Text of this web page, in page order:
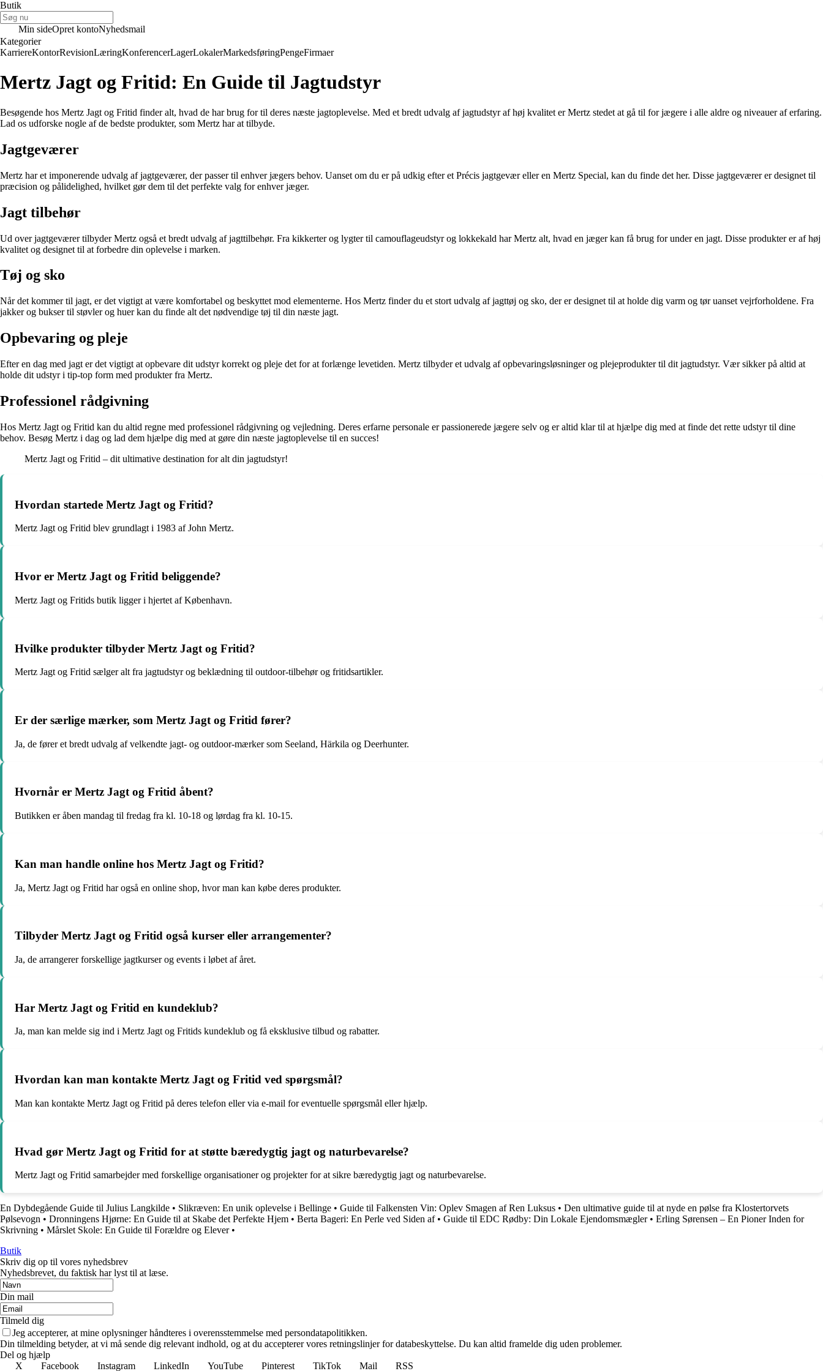
Butik
Min sideOpret kontoNyhedsmail
Kategorier
KarriereKontorRevisionLæringKonferencerLagerLokalerMarkedsføringPengeFirmaer
Mertz Jagt og Fritid: En Guide til Jagtudstyr
Besøgende hos Mertz Jagt og Fritid finder alt, hvad de har brug for til deres næste jagtoplevelse. Med et bredt udvalg af jagtudstyr af høj kvalitet er Mertz stedet at gå til for jægere i alle aldre og niveauer af erfaring.
Lad os udforske nogle af de bedste produkter, som Mertz har at tilbyde.
Jagtgeværer
Mertz har et imponerende udvalg af jagtgeværer, der passer til enhver jægers behov. Uanset om du er på udkig efter et Précis jagtgevær eller en Mertz Special, kan du finde det her. Disse jagtgeværer er designet til
præcision og pålidelighed, hvilket gør dem til det perfekte valg for enhver jæger.
Jagt tilbehør
Ud over jagtgeværer tilbyder Mertz også et bredt udvalg af jagttilbehør. Fra kikkerter og lygter til camouflageudstyr og lokkekald har Mertz alt, hvad en jæger kan få brug for under en jagt. Disse produkter er af høj
kvalitet og designet til at forbedre din oplevelse i marken.
Tøj og sko
Når det kommer til jagt, er det vigtigt at være komfortabel og beskyttet mod elementerne. Hos Mertz finder du et stort udvalg af jagttøj og sko, der er designet til at holde dig varm og tør uanset vejrforholdene. Fra
jakker og bukser til støvler og huer kan du finde alt det nødvendige tøj til din næste jagt.
Opbevaring og pleje
Efter en dag med jagt er det vigtigt at opbevare dit udstyr korrekt og pleje det for at forlænge levetiden. Mertz tilbyder et udvalg af opbevaringsløsninger og plejeprodukter til dit jagtudstyr. Vær sikker på altid at
holde dit udstyr i tip-top form med produkter fra Mertz.
Professionel rådgivning
Hos Mertz Jagt og Fritid kan du altid regne med professionel rådgivning og vejledning. Deres erfarne personale er passionerede jægere selv og er altid klar til at hjælpe dig med at finde det rette udstyr til dine
behov. Besøg Mertz i dag og lad dem hjælpe dig med at gøre din næste jagtoplevelse til en succes!
Mertz Jagt og Fritid – dit ultimative destination for alt din jagtudstyr!
Hvordan startede Mertz Jagt og Fritid?
Mertz Jagt og Fritid blev grundlagt i 1983 af John Mertz.
Hvor er Mertz Jagt og Fritid beliggende?
Mertz Jagt og Fritids butik ligger i hjertet af København.
Hvilke produkter tilbyder Mertz Jagt og Fritid?
Mertz Jagt og Fritid sælger alt fra jagtudstyr og beklædning til outdoor-tilbehør og fritidsartikler.
Er der særlige mærker, som Mertz Jagt og Fritid fører?
Ja, de fører et bredt udvalg af velkendte jagt- og outdoor-mærker som Seeland, Härkila og Deerhunter.
Hvornår er Mertz Jagt og Fritid åbent?
Butikken er åben mandag til fredag fra kl. 10-18 og lørdag fra kl. 10-15.
Kan man handle online hos Mertz Jagt og Fritid?
Ja, Mertz Jagt og Fritid har også en online shop, hvor man kan købe deres produkter.
Tilbyder Mertz Jagt og Fritid også kurser eller arrangementer?
Ja, de arrangerer forskellige jagtkurser og events i løbet af året.
Har Mertz Jagt og Fritid en kundeklub?
Ja, man kan melde sig ind i Mertz Jagt og Fritids kundeklub og få eksklusive tilbud og rabatter.
Hvordan kan man kontakte Mertz Jagt og Fritid ved spørgsmål?
Man kan kontakte Mertz Jagt og Fritid på deres telefon eller via e-mail for eventuelle spørgsmål eller hjælp.
Hvad gør Mertz Jagt og Fritid for at støtte bæredygtig jagt og naturbevarelse?
Mertz Jagt og Fritid samarbejder med forskellige organisationer og projekter for at sikre bæredygtig jagt og naturbevarelse.
En Dybdegående Guide til Julius Langkilde • Slikræven: En unik oplevelse i Bellinge • Guide til Falkensten Vin: Oplev Smagen af Ren Luksus • Den ultimative guide til at nyde en pølse fra Klostertorvets
Pølsevogn • Dronningens Hjørne: En Guide til at Skabe det Perfekte Hjem • Berta Bageri: En Perle ved Siden af• Guide til EDC Rødby: Din Lokale Ejendomsmægler• Erling Sørensen – En Pioner Inden for
Skrivning • Mårslet Skole: En Guide til Forældre og Elever•
Butik
Skriv dig op til vores nyhedsbrev
Nyhedsbrevet, du faktisk har lyst til at læse.
Din mail
Tilmeld dig
Jeg accepterer, at mine oplysninger håndteres i overensstemmelse med persondatapolitikken.
Din tilmelding betyder, at vi må sende dig relevant indhold, og at du accepterer vores retningslinjer for databeskyttelse. Du kan altid framelde dig uden problemer.
Del og hjælp
X
Facebook Instagram LinkedIn YouTube Pinterest TikTok Mail RSS